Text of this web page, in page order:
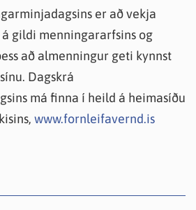
er að vekja
gildi menningararfsins og
að almenningur geti kynnst
Dagskrá
má finna í heild á heimasíðu
www.fornleifavernd.is